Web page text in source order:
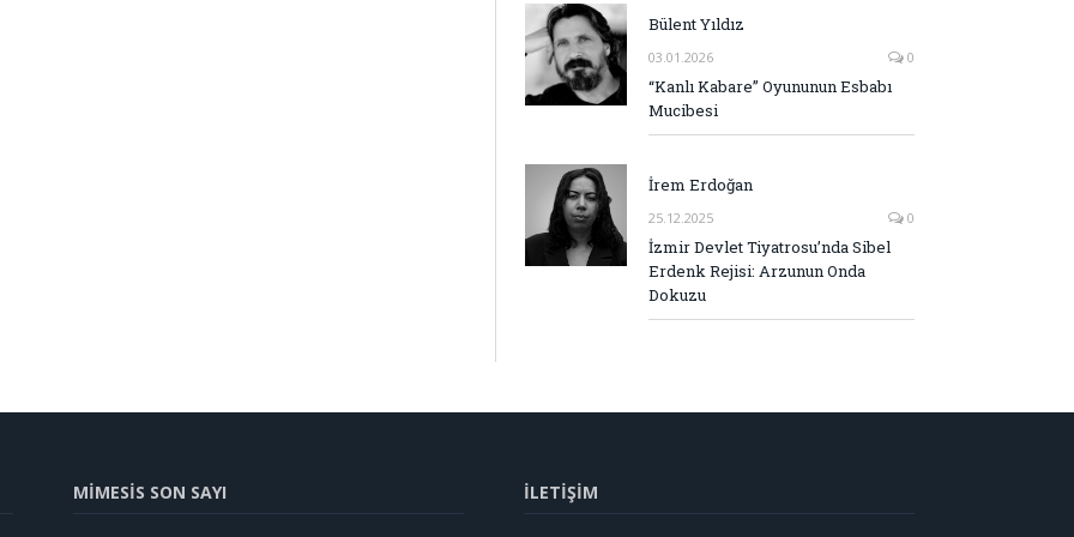
Bülent Yıldız
03.01.2026 0
“Kanlı Kabare” Oyununun Esbabı
Mucibesi
İrem Erdoğan
25.12.2025 0
İzmir Devlet Tiyatrosu’nda Sibel
Erdenk Rejisi: Arzunun Onda
Dokuzu
MİMESİS SON SAYI İLETİŞİM